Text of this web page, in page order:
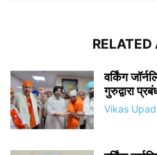
RELATED
वर्किंग
गुरुद्वारा
Vikas